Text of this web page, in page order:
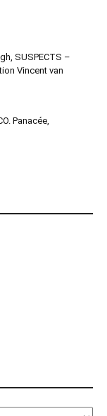
SUSPECTS –
Vincent van
Panacée,